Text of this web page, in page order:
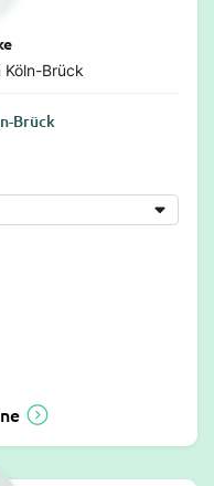
Köln-Brück
Brück